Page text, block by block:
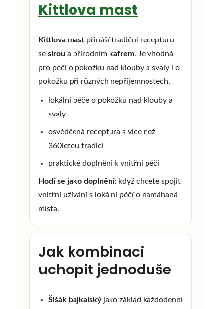
Kittlova mast
Kittlova mast přináší tradiční recepturu
se sírou a přírodním kafrem. Je vhodná
pro péči o pokožku nad klouby a svaly i o
pokožku při různých nepříjemnostech.
lokální péče o pokožku nad klouby a
svaly
osvědčená receptura s více než
360letou tradicí
praktické doplnění k vnitřní péči
Hodí se jako doplnění: když chcete spojit
vnitřní užívání s lokální péčí o namáhaná
místa.
Jak kombinaci
uchopit jednoduše
Šišák bajkalskýjako základ každodenní